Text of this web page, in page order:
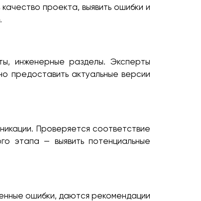
проекта, выявить ошибки и
инженерные разделы. Эксперты
предоставить актуальные версии
Проверяется соответствие
этапа — выявить потенциальные
ошибки, даются рекомендации